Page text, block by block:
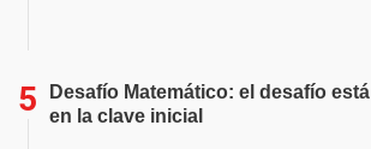
Desafío Matemático: el desafío está
en la clave inicial